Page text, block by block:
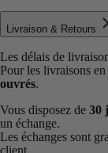
Livraison & Retours
Les délais de
Pour les livraisons en
ouvrés.
Vous disposez de 30
un échange.
Les échanges sont
client.